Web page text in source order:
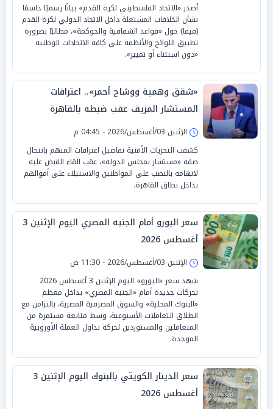
أصدر «الاتحاد الفلسطيني لكرة القدم» بيانًا رسميًا حاسمًا
بشأن الخلافات المشتعلة داخل الاتحاد الدولي لكرة القدم
(فيفا) حول «قواعد الشفافية والحوكمة»، مطالبًا بضرورة
تطبيق اللوائح والأنظمة على كافة الاتحادات الوطنية
«دون استثناء أو تمييز».
«شقق وهمية ووشاح أحمر».. اعترافات
المستشار المزيف عقب ضبطه بالقاهرة
الإثنين 03/أغسطس/2026 - 04:45 م
كشفت التحريات الأمنية تفاصيل اعترافات المتهم بانتحال
صفة «مستشار بمجلس الدولة»، عقب القاء القبض عليه
لاتهامه بالنصب على المواطنين والاستيلاء على أموالهم
بداخل نطاق القاهرة.
سعر اليورو أمام الجنيه المصري اليوم الإثنين 3
أغسطس 2026
الإثنين 03/أغسطس/2026 - 11:30 ص
شهد سعر «اليورو» اليوم الإثنين 3 أغسطس 2026
تحركات جديدة أمام «الجنيه المصري» بداخل معظم
«البنوك المحلية» والسوق المصرفية المصرية، بالتزامن مع
انطلاق التعاملات الأسبوعية، وسط متابعة مستمرة من
المتعاملين والمستوردين لحركة تداول العملة الأوروبية
الموحدة.
سعر الدينار الكويتي بالبنوك اليوم الإثنين 3
أغسطس 2026